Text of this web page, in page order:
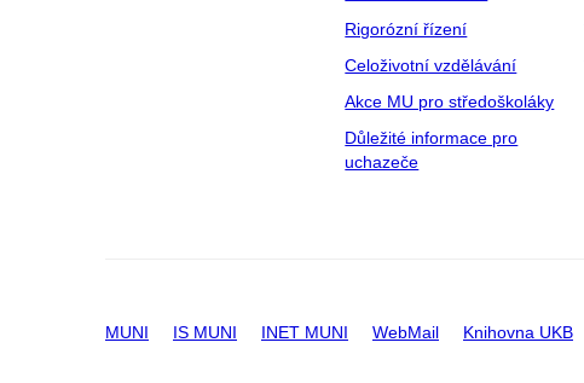
Rigorózní řízení
Celoživotní vzdělávání
Akce MU pro středoškoláky
Důležité informace pro
uchazeče
MUNI IS MUNI INET MUNI WebMail Knihovna UKB